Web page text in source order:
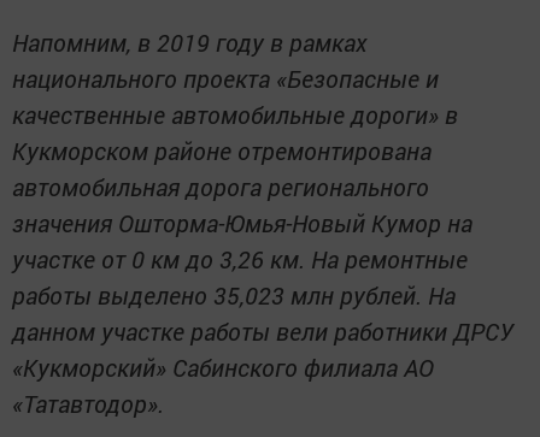
Напомним, в 2019 году в рамках
национального проекта «Безопасные и
качественные автомобильные дороги» в
Кукморском районе отремонтирована
автомобильная дорога регионального
значения Ошторма-Юмья-Новый Кумор на
участке от 0 км до 3,26 км. На ремонтные
работы выделено 35,023 млн рублей. На
данном участке работы вели работники ДРСУ
«Кукморский» Сабинского филиала АО
«Татавтодор».